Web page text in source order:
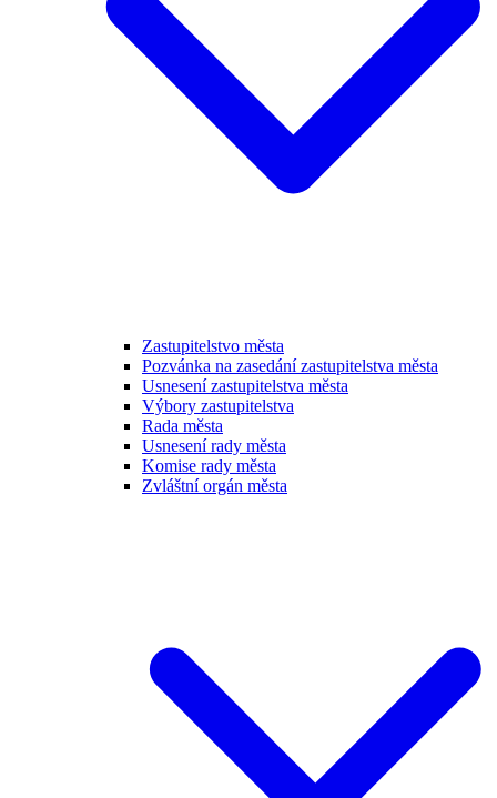
Zastupitelstvo města
Pozvánka na zasedání zastupitelstva města
Usnesení zastupitelstva města
Výbory zastupitelstva
Rada města
Usnesení rady města
Komise rady města
Zvláštní orgán města